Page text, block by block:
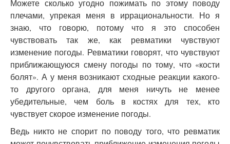
Можете сколько угодно пожимать по этому поводу
плечами, упрекая меня в иррациональности. Но я
знаю, что говорю, потому что я это способен
чувствовать так же, как ревматики чувствуют
изменение погоды. Ревматики говорят, что чувствуют
приближающуюся смену погоды по тому, что «кости
болят». А у меня возникают сходные реакции какого-
то другого органа, для меня ничуть не менее
убедительные, чем боль в костях для тех, кто
чувствует скорое изменение погоды.
Ведь никто не спорит по поводу того, что ревматик